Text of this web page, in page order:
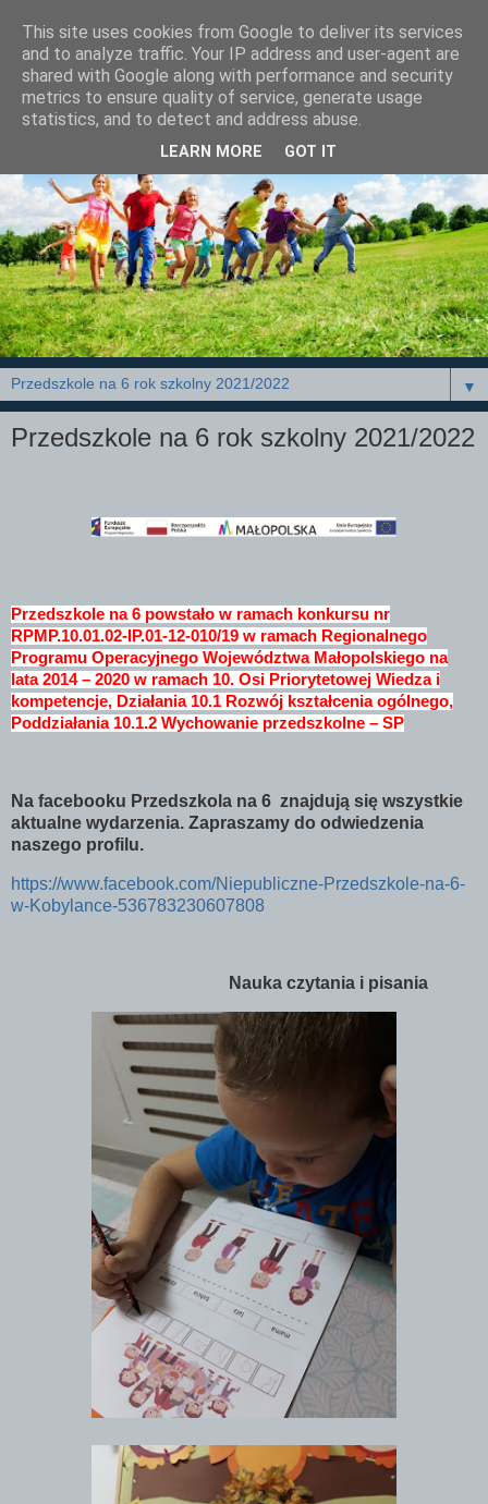
▼
Przedszkole na 6 rok szkolny 2021/2022
Przedszkole na 6 powstało w ramach konkursu nr
RPMP.10.01.02-IP.01-12-010/19 w ramach Regionalnego
Programu Operacyjnego Województwa Małopolskiego na
lata 2014 – 2020 w ramach 10. Osi Priorytetowej Wiedza i
kompetencje, Działania 10.1 Rozwój kształcenia ogólnego,
Poddziałania 10.1.2 Wychowanie przedszkolne – SP
Na facebooku Przedszkola na 6 znajdują się wszystkie
aktualne wydarzenia. Zapraszamy do odwiedzenia
naszego profilu.
https://www.facebook.com/Niepubliczne-Przedszkole-na-6-
w-Kobylance-536783230607808
Nauka czytania i pisania
This site uses cookies from Google to deliver its services
and to analyze traffic. Your IP address and user-agent are
shared with Google along with performance and security
metrics to ensure quality of service, generate usage
statistics, and to detect and address abuse.
LEARN MORE GOT IT